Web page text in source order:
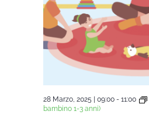
28 Marzo, 2025 | 09:00- 11:00
bambino 1-3 anni)